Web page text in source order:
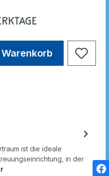
ist die ideale
in der